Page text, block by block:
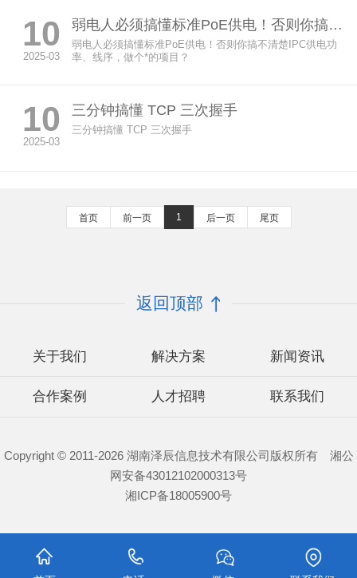
10
2025-03
弱电人必须搞懂标准PoE供电！否则你搞不清楚IPC供电功率、线序，做个*的项目？
弱电人必须搞懂标准PoE供电！否则你搞不清楚IPC供电功
率、线序，做个*的项目？
10
2025-03
三分钟搞懂 TCP 三次握手
三分钟搞懂 TCP 三次握手
首页 前一页 1 后一页 尾页
返回顶部
关于我们 解决方案 新闻资讯
合作案例 人才招聘 联系我们
Copyright © 2011-2026 湖南泽辰信息技术有限公司版权所有 湘公
网安备43012102000313号
湘ICP备18005900号